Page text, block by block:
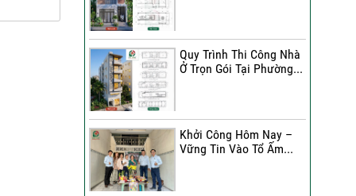
Đánh Giá Của Chị Dung Về
Công Trình Sửa Chữa Nhà
Đánh Giá Của Anh Khoa
Về Công Trình Sửa Nhà 3
Tầng
Quy Trình Thi Công Nhà
Ở Trọn Gói Tại Phường...
Khởi Công Hôm Nay –
Vững Tin Vào Tổ Ấm...